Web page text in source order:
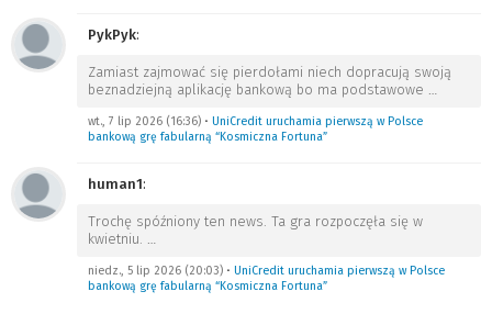
PykPyk:
Zamiast zajmować się pierdołami niech dopracują swoją
beznadziejną aplikację bankową bo ma podstawowe …
wt., 7 lip 2026 (16:36) • UniCredit uruchamia pierwszą w Polsce
bankową grę fabularną “Kosmiczna Fortuna”
human1:
Trochę spóźniony ten news. Ta gra rozpoczęła się w
kwietniu. …
niedz., 5 lip 2026 (20:03) • UniCredit uruchamia pierwszą w Polsce
bankową grę fabularną “Kosmiczna Fortuna”